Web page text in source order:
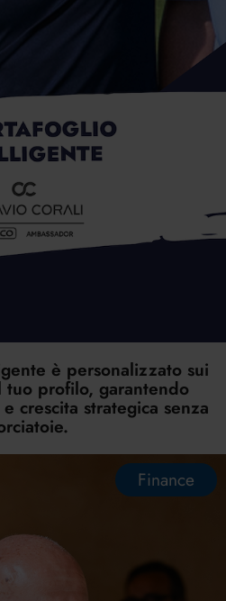
è personalizzato sui
profilo, garantendo
crescita strategica senza
Finance